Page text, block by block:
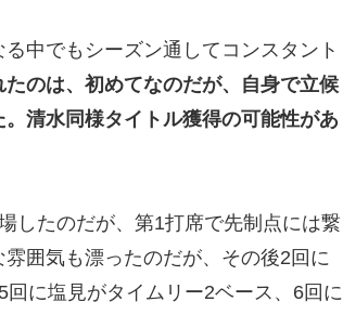
中でもシーズン通してコンスタント
のは、初めてなのだが、自身で立候
清水同様タイトル獲得の可能性があ
したのだが、第1打席で先制点には繋
囲気も漂ったのだが、その後2回に
に塩見がタイムリー2ベース、6回に